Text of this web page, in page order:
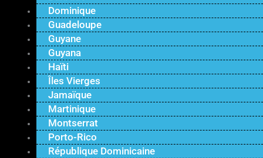
Dominique
Guadeloupe
Guyane
Guyana
Haïti
Îles Vierges
Jamaïque
Martinique
Montserrat
Porto-Rico
République Dominicaine